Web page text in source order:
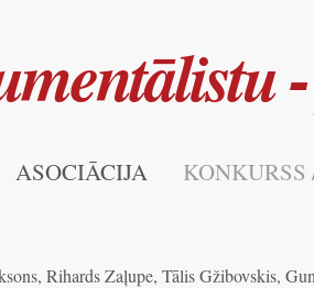
ASOCIĀCIJA
Rihards Zaļupe, Tālis Gžibovskis,